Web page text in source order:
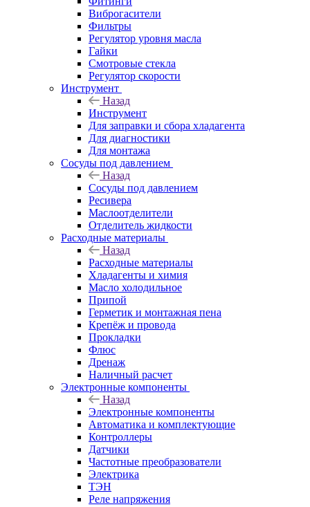
Виброгасители
Фильтры
Регулятор уровня масла
Гайки
Смотровые стекла
Регулятор скорости
Инструмент
Назад
Инструмент
Для заправки и сбора хладагента
Для диагностики
Для монтажа
Сосуды под давлением
Назад
Сосуды под давлением
Ресивера
Маслоотделители
Отделитель жидкости
Расходные материалы
Назад
Расходные материалы
Хладагенты и химия
Масло холодильное
Припой
Герметик и монтажная пена
Крепёж и провода
Прокладки
Флюс
Дренаж
Наличный расчет
Электронные компоненты
Назад
Электронные компоненты
Автоматика и комплектующие
Контроллеры
Датчики
Частотные преобразователи
Электрика
ТЭН
Реле напряжения